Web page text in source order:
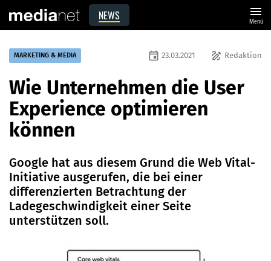
NEWS menu
Menü
MARKETING & MEDIA draw Redaktion
event 23.03.2021
Wie Unternehmen die User
Experience optimieren
können
Google hat aus diesem Grund die Web Vital-
Initiative ausgerufen, die bei einer
differenzierten Betrachtung der
Ladegeschwindigkeit einer Seite
unterstützen soll.